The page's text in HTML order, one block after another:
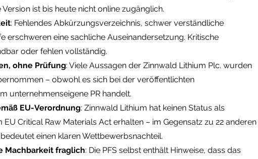
ist bis heute nicht online zugänglich.
: Fehlendes Abkürzungsverzeichnis, schwer verständliche
erschweren eine sachliche Auseinandersetzung. Kritische
oder fehlen vollständig.
ohne Prüfung: Viele Aussagen der Zinnwald Lithium Plc. wurden
– obwohl es sich bei der veröffentlichten
unternehmenseigene PR handelt.
EU-Verordnung: Zinnwald Lithium hat keinen Status als
EU Critical Raw Materials Act erhalten – im Gegensatz zu 22 anderen
einen klaren Wettbewerbsnachteil.
Machbarkeit fraglich: Die PFS selbst enthält Hinweise, dass das